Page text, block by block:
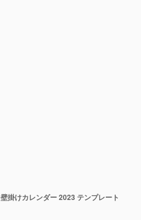
掛けカレンダー 2023 テンプレート